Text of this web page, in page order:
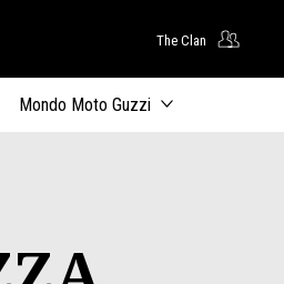
The Clan
Mondo Moto Guzzi